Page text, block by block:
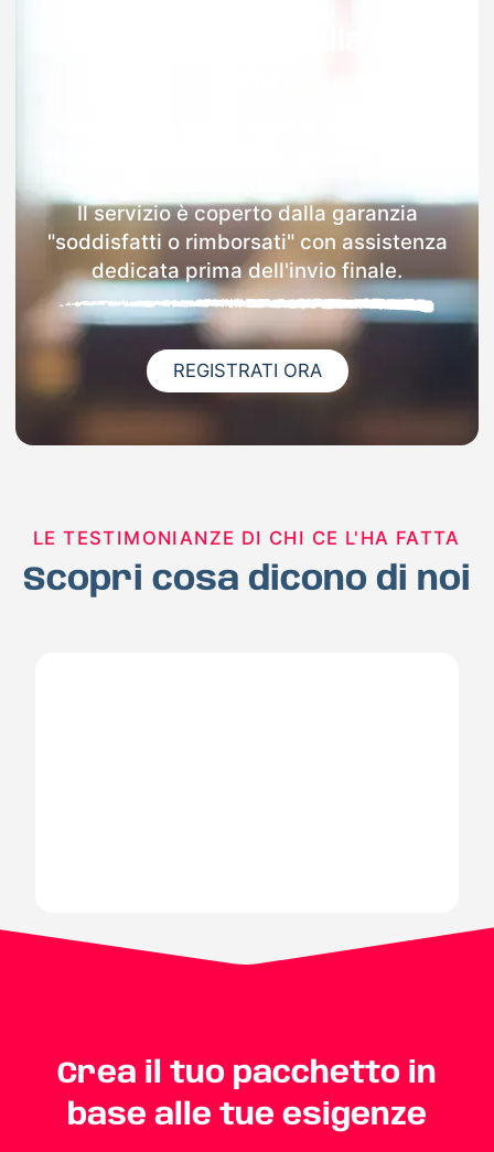
Il servizio è coperto dalla garanzia
"soddisfatti o rimborsati" con assistenza
dedicata prima dell'invio finale.
REGISTRATI ORA
LE TESTIMONIANZE DI CHI CE L'HA FATTA
Scopri cosa dicono di noi
Crea il tuo pacchetto in
base alle tue esigenze